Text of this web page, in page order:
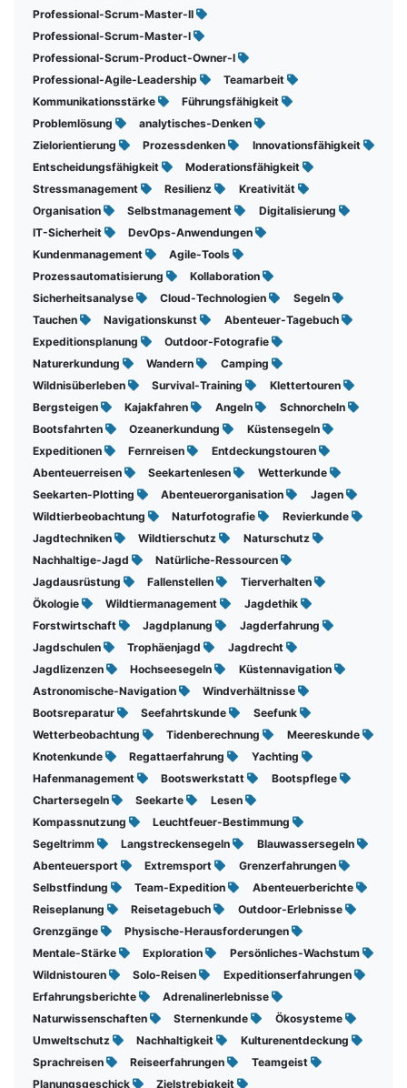
Professional-Scrum-Master-II
Professional-Scrum-Master-I
Professional-Scrum-Product-Owner-I
Professional-Agile-Leadership
Teamarbeit
Kommunikationsstärke
Führungsfähigkeit
Problemlösung
analytisches-Denken
Zielorientierung
Prozessdenken
Innovationsfähigkeit
Entscheidungsfähigkeit
Moderationsfähigkeit
Stressmanagement
Resilienz
Kreativität
Organisation
Selbstmanagement
Digitalisierung
IT-Sicherheit
DevOps-Anwendungen
Kundenmanagement
Agile-Tools
Prozessautomatisierung
Kollaboration
Sicherheitsanalyse
Cloud-Technologien
Segeln
Tauchen
Navigationskunst
Abenteuer-Tagebuch
Expeditionsplanung
Outdoor-Fotografie
Naturerkundung
Wandern
Camping
Wildnisüberleben
Survival-Training
Klettertouren
Bergsteigen
Kajakfahren Angeln
Schnorcheln
Bootsfahrten
Ozeanerkundung
Küstensegeln
Expeditionen
Fernreisen
Entdeckungstouren
Abenteuerreisen
Seekartenlesen
Wetterkunde
Seekarten-Plotting
Abenteuerorganisation
Jagen
Wildtierbeobachtung
Naturfotografie
Revierkunde
Jagdtechniken
Wildtierschutz
Naturschutz
Nachhaltige-Jagd
Natürliche-Ressourcen
Jagdausrüstung
Fallenstellen
Tierverhalten
Ökologie
Wildtiermanagement
Jagdethik
Forstwirtschaft
Jagdplanung
Jagderfahrung
Jagdschulen
Trophäenjagd
Jagdrecht
Jagdlizenzen
Hochseesegeln
Küstennavigation
Astronomische-Navigation
Windverhältnisse
Bootsreparatur
Seefahrtskunde
Seefunk
Wetterbeobachtung
Tidenberechnung
Meereskunde
Knotenkunde
Regattaerfahrung
Yachting
Hafenmanagement
Bootswerkstatt
Bootspflege
Chartersegeln
Seekarte
Lesen
Kompassnutzung
Leuchtfeuer-Bestimmung
Segeltrimm
Langstreckensegeln
Blauwassersegeln
Abenteuersport
Extremsport
Grenzerfahrungen
Selbstfindung
Team-Expedition
Abenteuerberichte
Reiseplanung
Reisetagebuch
Outdoor-Erlebnisse
Grenzgänge
Physische-Herausforderungen
Mentale-Stärke
Exploration
Persönliches-Wachstum
Wildnistouren
Solo-Reisen
Expeditionserfahrungen
Erfahrungsberichte
Adrenalinerlebnisse
Naturwissenschaften
Sternenkunde
Ökosysteme
Umweltschutz
Nachhaltigkeit
Kulturenentdeckung
Sprachreisen
Reiseerfahrungen
Teamgeist
Planungsgeschick
Zielstrebigkeit